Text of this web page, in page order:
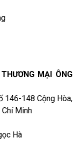
MẠI ÔNG
146-148 Cộng Hòa,
Chí Minh
Hà